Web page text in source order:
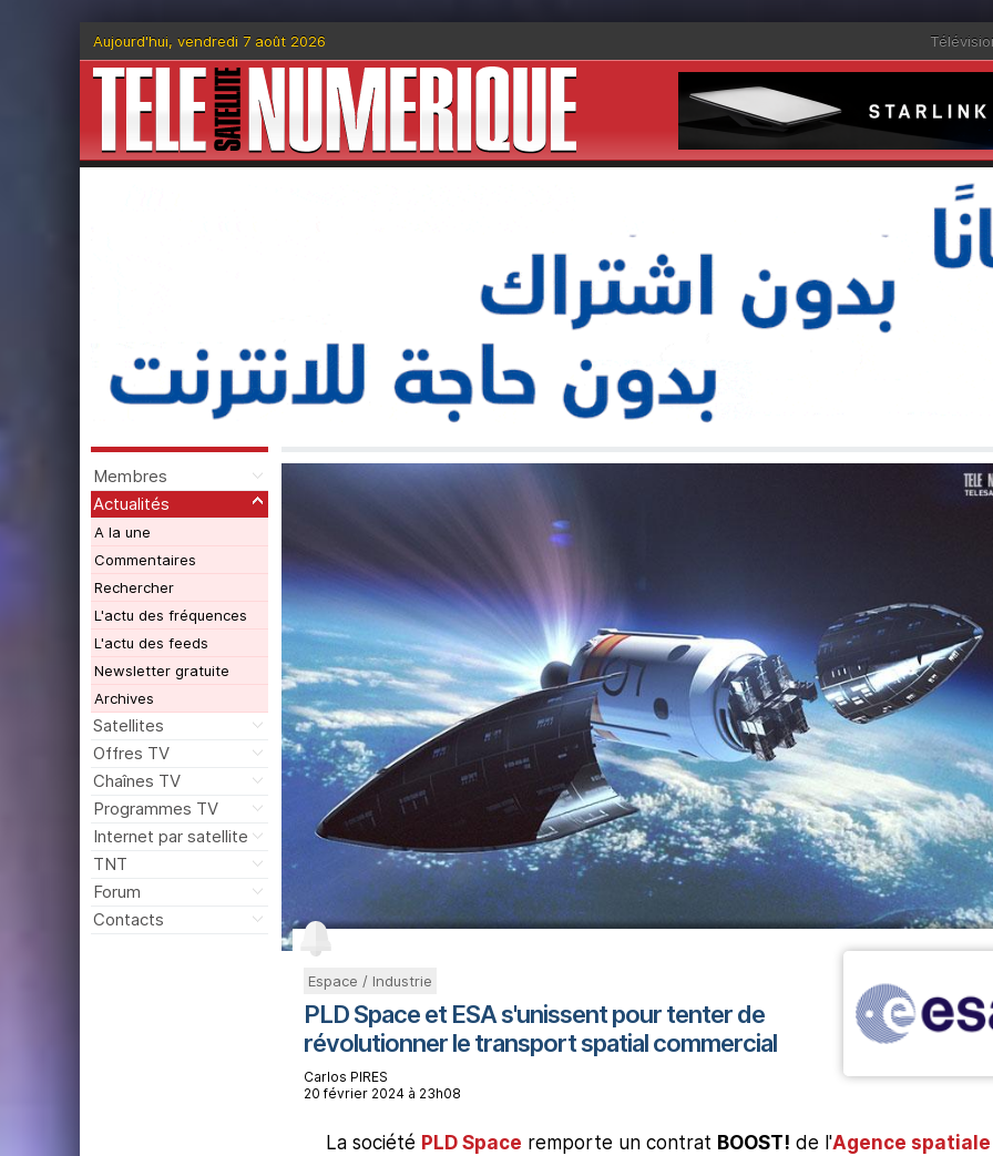
Aujourd'hui, vendredi 7 août 2026
Membres
Actualités
A la une
Commentaires
Rechercher
L'actu des fréquences
L'actu des feeds
Newsletter gratuite
Archives
Satellites
Offres TV
Chaînes TV
Programmes TV
Internet par satellite
TNT
Forum
Contacts
Espace / Industrie
PLD Space et ESA s'unissent pour tenter de
révolutionner le transport spatial commercial
Carlos PIRES
20 février 2024 à 23h08
La société PLD Space remporte un contrat BOOST! de l'Agence spatiale